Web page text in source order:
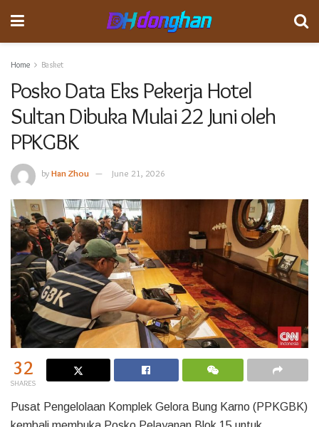
Home Basket
Posko Data Eks Pekerja Hotel
Sultan Dibuka Mulai 22 Juni oleh
PPKGBK
byHan Zhou June 21, 2026
32
SHARES
Pusat Pengelolaan Komplek Gelora Bung Karno (PPKGBK)